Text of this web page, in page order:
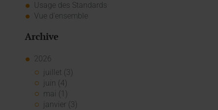
Usage des Standards
Vue d'ensemble
Archive
2026
juillet (3)
juin (4)
mai (1)
janvier (3)